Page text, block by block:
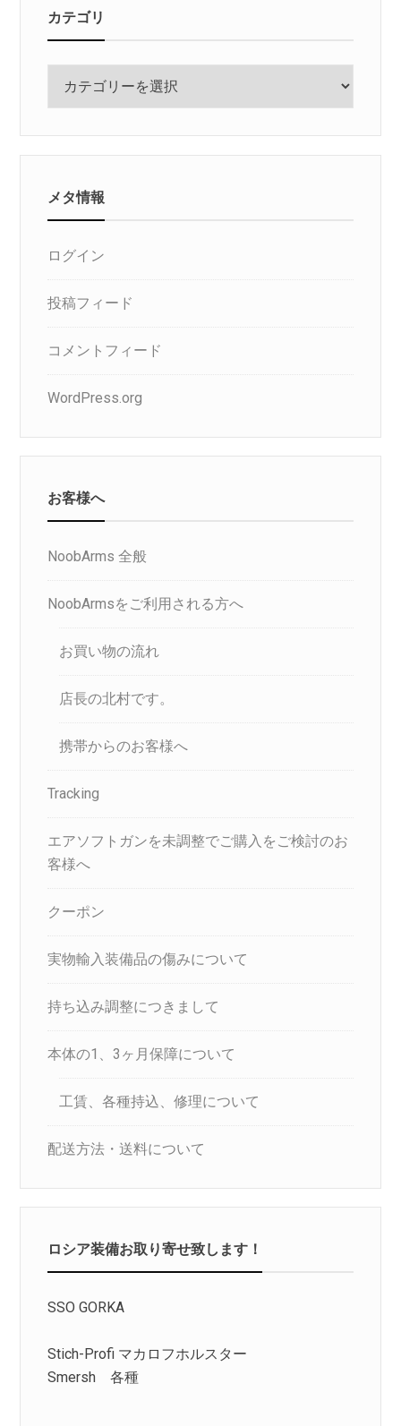
カテゴリ
メタ情報
ログイン
投稿フィード
コメントフィード
WordPress.org
お客様へ
NoobArms 全般
NoobArmsをご利用される方へ
お買い物の流れ
店長の北村です。
携帯からのお客様へ
Tracking
エアソフトガンを未調整でご購入をご検討のお
客様へ
クーポン
実物輸入装備品の傷みについて
持ち込み調整につきまして
本体の1、3ヶ月保障について
工賃、各種持込、修理について
配送方法・送料について
ロシア装備お取り寄せ致します！
SSO GORKA
Stich-Profi マカロフホルスター
Smersh 各種